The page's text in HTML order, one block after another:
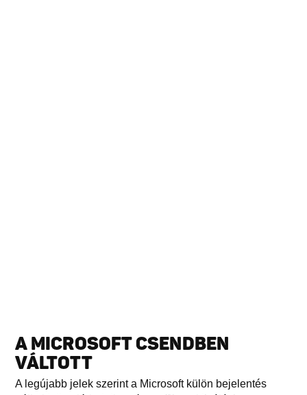
A MICROSOFT CSENDBEN
VÁLTOTT
A legújabb jelek szerint a Microsoft külön bejelentés